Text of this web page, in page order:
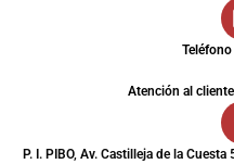
Atención al
P. I. PIBO, Av. Castilleja de la